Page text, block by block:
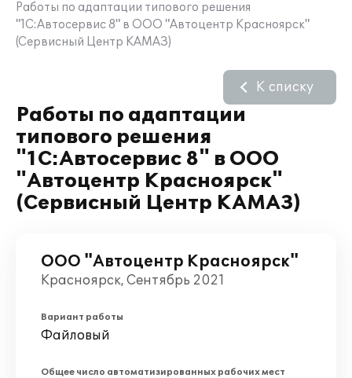
Работы по адаптации типового решения
"1С:Автосервис 8" в ООО "Автоцентр Красноярск"
(Сервисный Центр КАМАЗ)
Работы по адаптации
типового решения
"1С:Автосервис 8" в ООО
"Автоцентр Красноярск"
(Сервисный Центр КАМАЗ)
К списку
ООО "Автоцентр Красноярск"
Красноярск, Сентябрь 2021
Вариант работы
Файловый
Общее число автоматизированных рабочих мест